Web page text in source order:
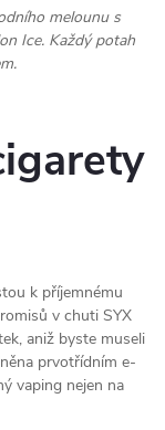
melounu s
Ice. Každý potah
k příjemnému
v chuti SYX
aniž byste museli
prvotřídním e-
vaping nejen na